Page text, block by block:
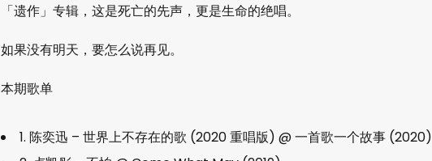
「遗作」专辑，这是死亡的先声，更是生命的绝唱。
如果没有明天，要怎么说再见。
本期歌单
1. 陈奕迅 – 世界上不存在的歌 (2020 重唱版) @ 一首歌一个故事 (2020)